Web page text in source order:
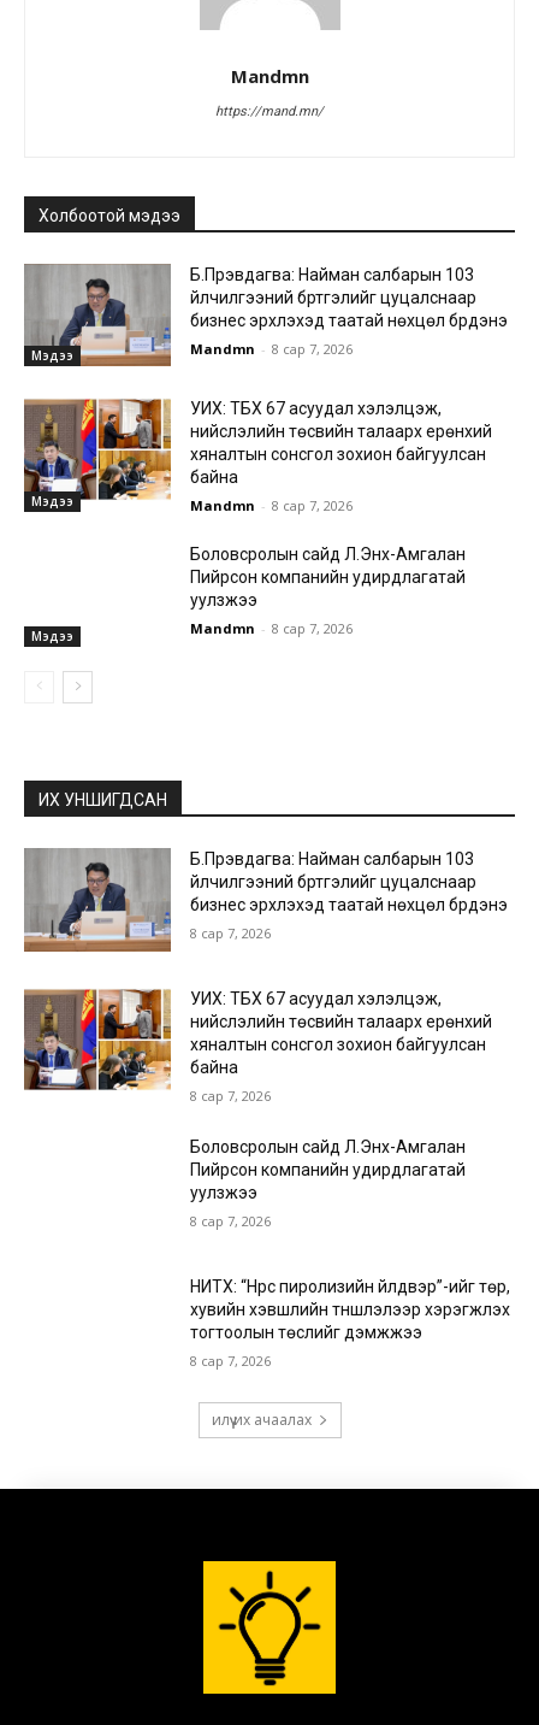
Mandmn
https://mand.mn/
Холбоотой мэдээ
Мэдээ
Б.Пүрэвдагва: Найман салбарын 103
үйлчилгээний бүртгэлийг цуцалснаар
бизнес эрхлэхэд таатай нөхцөл бүрдэнэ
Mandmn - 8 сар 7, 2026
Мэдээ
УИХ: ТБХ 67 асуудал хэлэлцэж,
нийслэлийн төсвийн талаарх ерөнхий
хяналтын сонсгол зохион байгуулсан
байна
Mandmn - 8 сар 7, 2026
Мэдээ
Боловсролын сайд Л.Энх-Амгалан
Пийрсон компанийн удирдлагатай
уулзжээ
Mandmn - 8 сар 7, 2026
ИХ УНШИГДСАН
Б.Пүрэвдагва: Найман салбарын 103
үйлчилгээний бүртгэлийг цуцалснаар
бизнес эрхлэхэд таатай нөхцөл бүрдэнэ
8 сар 7, 2026
УИХ: ТБХ 67 асуудал хэлэлцэж,
нийслэлийн төсвийн талаарх ерөнхий
хяналтын сонсгол зохион байгуулсан
байна
8 сар 7, 2026
Боловсролын сайд Л.Энх-Амгалан
Пийрсон компанийн удирдлагатай
уулзжээ
8 сар 7, 2026
НИТХ: “Нүүрс пиролизийн үйлдвэр”-ийг төр,
хувийн хэвшлийн түншлэлээр хэрэгжүүлэх
тогтоолын төслийг дэмжжээ
8 сар 7, 2026
илүү их ачаалах